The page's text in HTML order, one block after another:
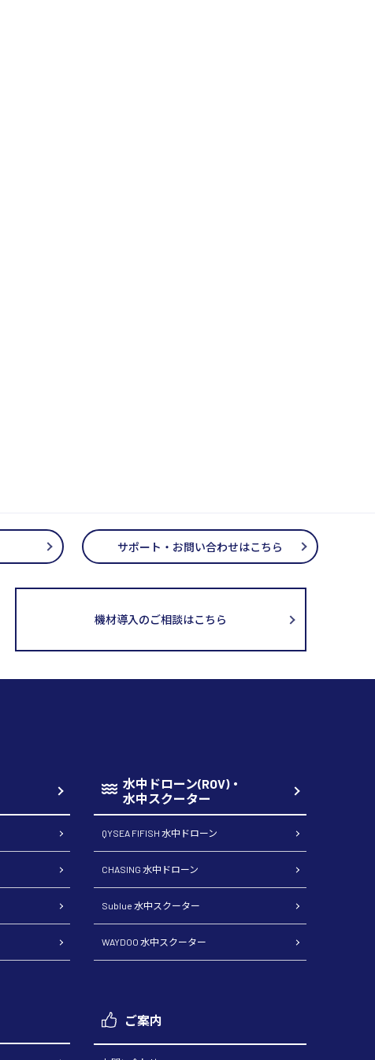
サポート・お問い合わせはこちら
機材導入のご相談はこちら
水中ドローン(ROV)・
水中スクーター
QYSEA FIFISH 水中ドローン
CHASING 水中ドローン
Sublue 水中スクーター
WAYDOO 水中スクーター
ご案内